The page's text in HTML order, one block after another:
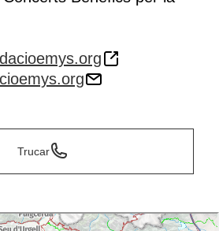
Trucar